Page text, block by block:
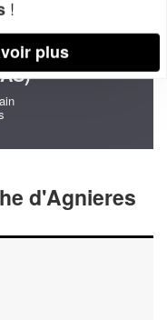
PHARMA
d'Agnieres
!
plus